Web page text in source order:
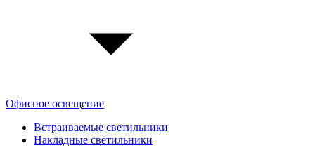
Офисное освещение
Встраиваемые светильники
Накладные светильники